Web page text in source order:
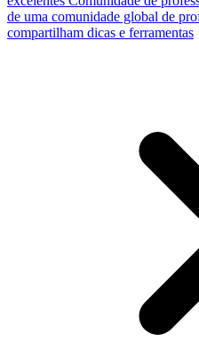
de uma comunidade global de
compartilham dicas e ferramentas